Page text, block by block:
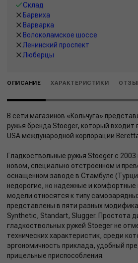
Склад
Барвиха
Варварка
Волоколамское шоссе
Ленинский проспект
Люберцы
ОПИСАНИЕ ХАРАКТЕРИСТИКИ
В сети магазинов «Кольчуга»
ружья бренда Stoeger, который входит
USA международной корпорации
Гладкоствольные ружья Stoeger с
новом, специально отстроенном и
оснащенном заводе в Стамбуле
недорогие, но надежные и комфортные
модели относятся к типу
представлены в пяти разных
Synthetic, Standart, Slugger. Простота
гладкоствольных ружей Stoeger не
технических характеристик, среди
эргономичность приклада, удобный
прицельные приспособления.